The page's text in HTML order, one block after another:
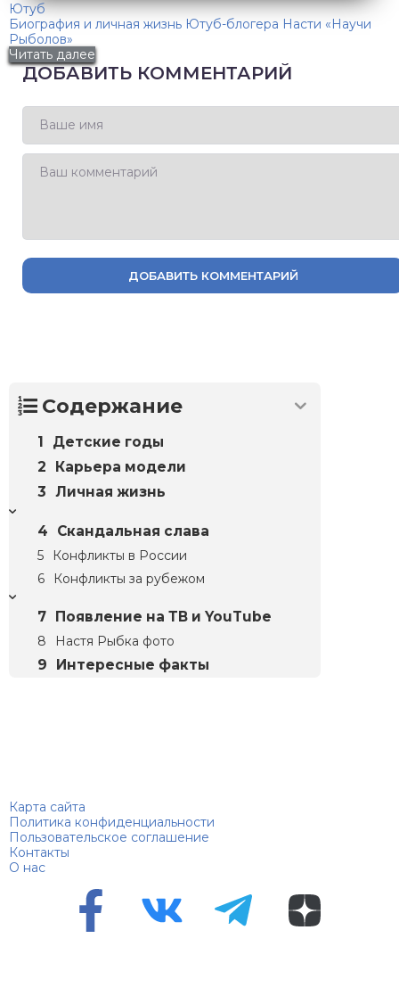
Ютуб
Биография и личная жизнь Ютуб-блогера Насти «Научи
Рыболов»
Читать далее
ДОБАВИТЬ КОММЕНТАРИЙ
ДОБАВИТЬ КОММЕНТАРИЙ
Содержание
Детские годы
Карьера модели
Личная жизнь
Скандальная слава
Конфликты в России
Конфликты за рубежом
Появление на ТВ и YouTube
Настя Рыбка фото
Интересные факты
Карта сайта
Политика конфиденциальности
Пользовательское соглашение
Контакты
О нас